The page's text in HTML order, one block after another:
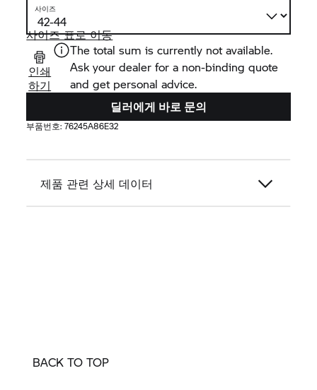
사이즈
사이즈 표로 이동
인쇄
하기
The total sum is currently not available.
Ask your dealer for a non-binding quote
and get personal advice.
딜러에게 바로 문의
부품번호:76245A86E32
제품 관련 상세 데이터
BACK TO TOP